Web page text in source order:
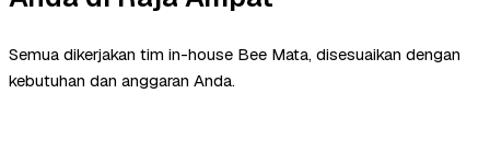
Semua dikerjakan tim in-house Bee Mata, disesuaikan dengan
kebutuhan dan anggaran Anda.